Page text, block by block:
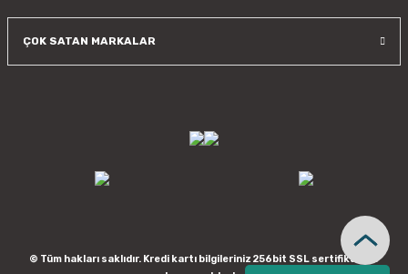
ÇOK SATAN MARKALAR
© Tüm hakları saklıdır. Kredi kartı bilgileriniz 256bit SSL sertifikası ile